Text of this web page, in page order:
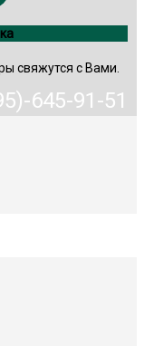
свяжутся с Вами.
645-91-51